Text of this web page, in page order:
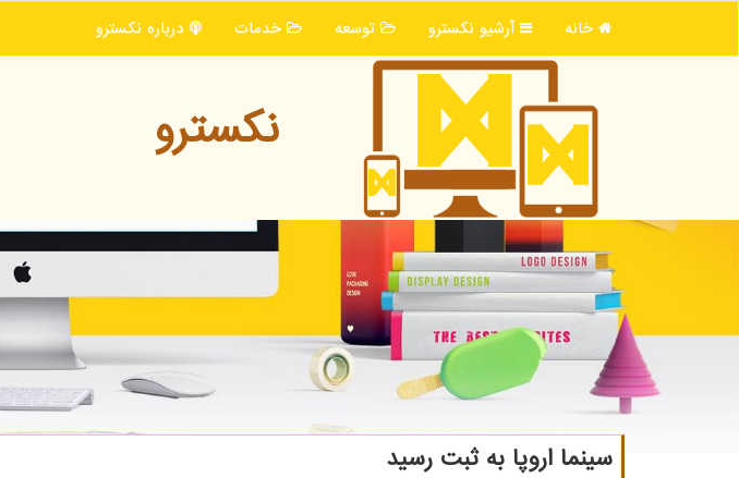
خانه آرشیو نكسترو توسعه خدمات درباره نكسترو
نكسترو
سینما اروپا به ثبت رسید